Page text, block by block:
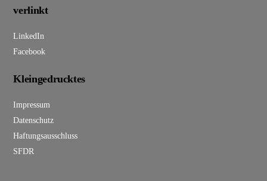
verlinkt
LinkedIn
Facebook
Kleingedrucktes
Impressum
Datenschutz
Haftungsausschluss
SFDR